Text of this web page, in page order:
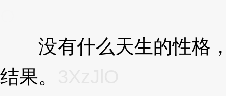
没有什么天生的性格，
结果。